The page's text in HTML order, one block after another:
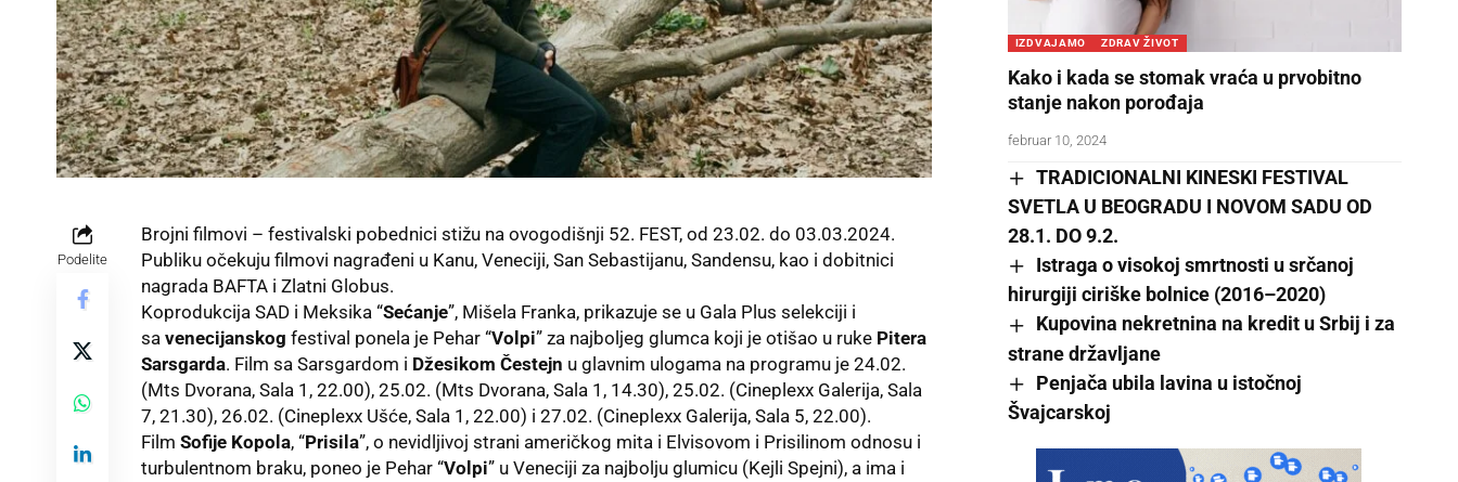
Podelite
Brojni filmovi – festivalski pobednici stižu na ovogodišnji 52. FEST, od 23.02. do 03.03.2024.
Publiku očekuju filmovi nagrađeni u Kanu, Veneciji, San Sebastijanu, Sandensu, kao i dobitnici
nagrada BAFTA i Zlatni Globus.
Koprodukcija SAD i Meksika “Sećanje”, Mišela Franka, prikazuje se u Gala Plus selekciji i
sa venecijanskog festival ponela je Pehar “Volpi” za najboljeg glumca koji je otišao u ruke Pitera
Sarsgarda. Film sa Sarsgardom i Džesikom Čestejn u glavnim ulogama na programu je 24.02.
(Mts Dvorana, Sala 1, 22.00), 25.02. (Mts Dvorana, Sala 1, 14.30), 25.02. (Cineplexx Galerija, Sala
7, 21.30), 26.02. (Cineplexx Ušće, Sala 1, 22.00) i 27.02. (Cineplexx Galerija, Sala 5, 22.00).
Film Sofije Kopola, “Prisila”, o nevidljivoj strani američkog mita i Elvisovom i Prisilinom odnosu i
turbulentnom braku, poneo je Pehar “Volpi” u Veneciji za najbolju glumicu (Kejli Spejni), a ima i
IZDVAJAMO ZDRAV ŽIVOT
Kako i kada se stomak vraća u prvobitno
stanje nakon porođaja
februar 10, 2024
TRADICIONALNI KINESKI FESTIVAL
SVETLA U BEOGRADU I NOVOM SADU OD
28.1. DO 9.2.
Istraga o visokoj smrtnosti u srčanoj
hirurgiji ciriške bolnice (2016–2020)
Kupovina nekretnina na kredit u Srbij i za
strane državljane
Penjača ubila lavina u istočnoj
Švajcarskoj